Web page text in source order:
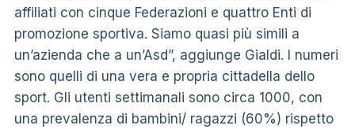
affiliati con cinque Federazioni e quattro Enti di
promozione sportiva. Siamo quasi più simili a
un’azienda che a un’Asd”, aggiunge Gialdi. I numeri
sono quelli di una vera e propria cittadella dello
sport. Gli utenti settimanali sono circa 1000, con
una prevalenza di bambini/ ragazzi (60%) rispetto